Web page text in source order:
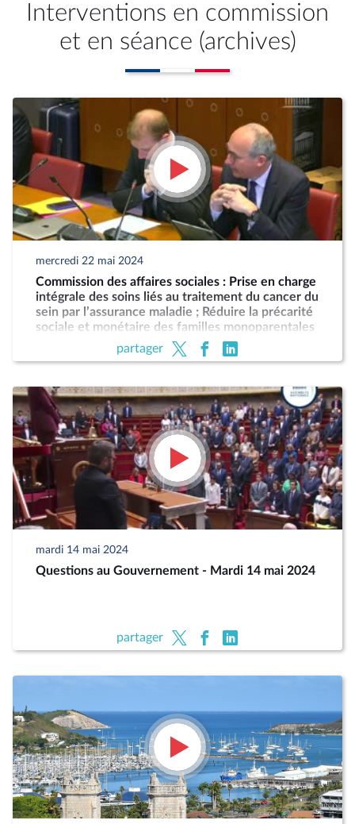
Interventions en commission
et en séance (archives)
mercredi 22 mai 2024
Commission des affaires sociales : Prise en charge
intégrale des soins liés au traitement du cancer du
sein par l’assurance maladie ; Réduire la précarité
sociale et monétaire des familles monoparentales
partager
mardi 14 mai 2024
Questions au Gouvernement - Mardi 14 mai 2024
partager